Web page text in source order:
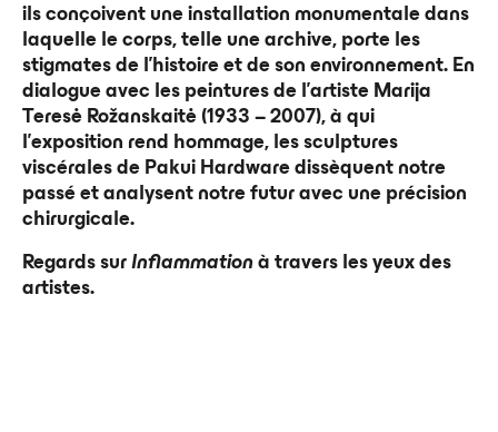
ils conçoivent une installation monumentale dans
laquelle le corps, telle une archive, porte les
stigmates de l’histoire et de son environnement. En
dialogue avec les peintures de l’artiste Marija
Teresė Rožanskaitė (1933 – 2007), à qui
l’exposition rend hommage, les sculptures
viscérales de Pakui Hardware dissèquent notre
passé et analysent notre futur avec une précision
chirurgicale.
Regards sur Inflammation à travers les yeux des
artistes.